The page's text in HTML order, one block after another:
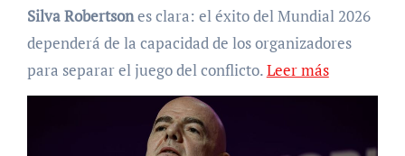
Silva Robertsones clara: el éxito del Mundial 2026
dependerá de la capacidad de los organizadores
para separar el juego del conflicto.Leer más